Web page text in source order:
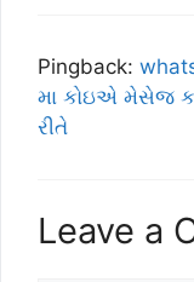
Pingback:
મા કોઇએ મેસેજ
રીતે
Leave a